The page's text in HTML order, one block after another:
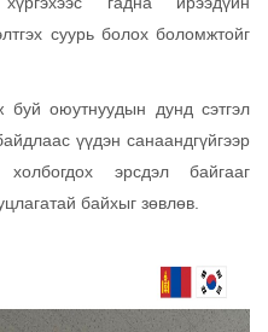
суурь болох боломжтойг
буй оюутнуудын дунд сэтгэл
үүдэн санаандгүйгээр
эрсдэл байгааг
байхыг зөвлөв.